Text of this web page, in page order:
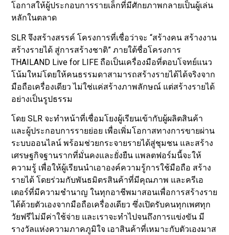
โอกาสให้ผู้ประกอบการรายเล็กที่มีศักยภาพกลายเป็นผู้เล่น
หลักในตลาด
SLR จึงสร้างสรรค์ โครงการที่เชื่อว่าจะ “สร้างคน สร้างงาน
สร้างรายได้ สู่การสร้างชาติ” ภายใต้ชื่อโครงการ
THAILAND Live for LIFE ถือเป็นเครื่องมือที่ตอบโจทย์แนว
โน้มใหม่โดยให้คนธรรมดาสามารถสร้างรายได้ได้จริงจาก
มือถือเครื่องเดียว ไม่ใช่แค่สร้างภาพลักษณ์ แต่สร้างรายได้
อย่างเป็นรูปธรรม
โดย SLR จะทำหน้าที่เชื่อมโยงผู้เรียนเข้ากับผู้ผลิตสินค้า
และผู้ประกอบการรายย่อย เพื่อเพิ่มโอกาสทางการขายผ่าน
ระบบออนไลน์ พร้อมช่วยกระจายรายได้สู่ชุมชน และสร้าง
เศรษฐกิจฐานรากที่มั่นคงและยั่งยืน แพลตฟอร์มนี้จะให้
ความรู้ เพื่อให้ผู้เรียนนำเอาองค์ความรู้การใช้มือถือ สร้าง
รายได้ โดยร่วมกับพันธมิตรสินค้าที่มีคุณภาพ และครีเอ
เตอร์ที่มีความชำนาญ ในทุกอาชีพมาสอนเพื่อการสร้างราย
ได้ด้วยตัวเองจากมือถือเครื่องเดียว ซึ่งเปิดรับคนทุกเพศทุก
วัยฟรีไม่มีค่าใช้จ่าย และเราจะทำไปจนถึงการแข่งขัน มี
รางวัลแห่งความภาคภูมิใจ เอาสินค้าที่เหมาะกับตัวเองมาส